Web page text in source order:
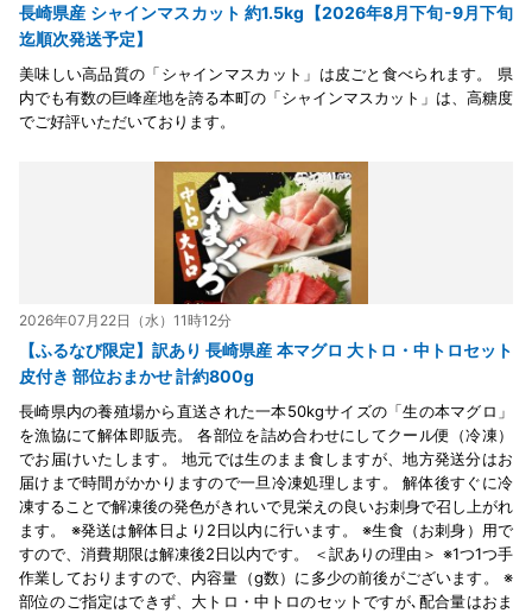
長崎県産 シャインマスカット 約1.5kg【2026年8月下旬-9月下旬
迄順次発送予定】
美味しい高品質の「シャインマスカット」は皮ごと食べられます。 県
内でも有数の巨峰産地を誇る本町の「シャインマスカット」は、高糖度
でご好評いただいております。
2026年07月22日（水）11時12分
【ふるなび限定】訳あり 長崎県産 本マグロ 大トロ・中トロセット
皮付き 部位おまかせ 計約800g
長崎県内の養殖場から直送された一本50kgサイズの「生の本マグロ」
を漁協にて解体即販売。 各部位を詰め合わせにしてクール便（冷凍）
でお届けいたします。 地元では生のまま食しますが、地方発送分はお
届けまで時間がかかりますので一旦冷凍処理します。 解体後すぐに冷
凍することで解凍後の発色がきれいで見栄えの良いお刺身で召し上がれ
ます。 ※発送は解体日より2日以内に行います。 ※生食（お刺身）用で
すので、消費期限は解凍後2日以内です。 ＜訳ありの理由＞ ※1つ1つ手
作業しておりますので、内容量（g数）に多少の前後がございます。 ※
部位のご指定はできず、大トロ・中トロのセットですが､配合量はおま